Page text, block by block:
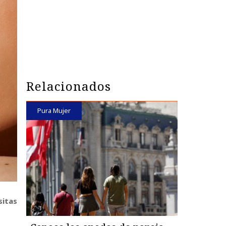
Relacionados
Pura Mujer